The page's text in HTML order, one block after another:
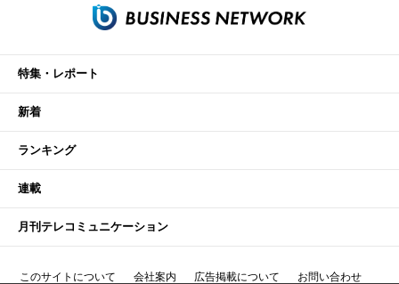
特集・レポート
新着
ランキング
連載
月刊テレコミュニケーション
このサイトについて 会社案内 広告掲載について お問い合わせ